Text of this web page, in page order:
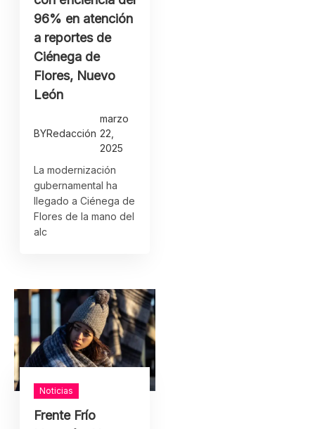
96% en atención
a reportes de
Ciénega de
Flores, Nuevo
León
BYRedacción
marzo
22,
2025
La modernización
gubernamental ha
llegado a Ciénega de
Flores de la mano del
alc
Noticias
Frente Frío